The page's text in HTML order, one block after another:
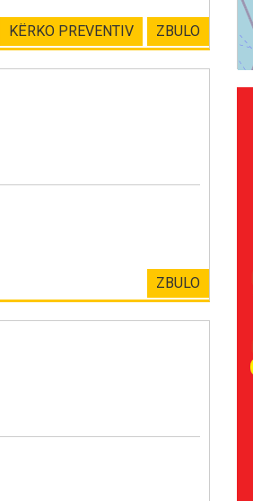
ZBULO
KËRKO PREVENTIV
ZBULO